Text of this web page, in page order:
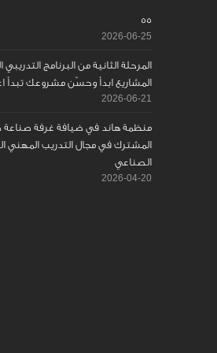
55
2026-06-25
المرحلة الثانية من البرنامج
المشاريع ابدأ وحسّن مشروعك تبدأ
2026-06-21
منظمة هاند في ضيافة غرفة صناعة
المشترك في مجال التدريب
الصناعي
2026-04-20